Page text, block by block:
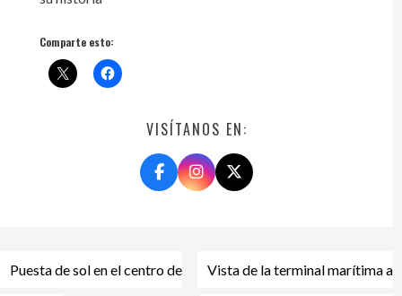
Comparte esto:
VISÍTANOS EN:
Navegación
Puesta de sol en el centro de Vista de la terminal marítima a